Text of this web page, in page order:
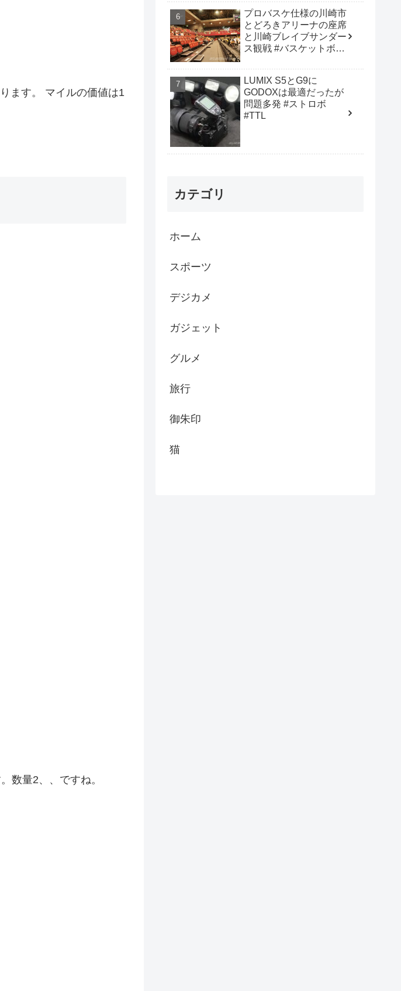
ます。 マイルの価値は1
数量2、、ですね。
プロバスケ仕様の川崎市
とどろきアリーナの座席
と川崎ブレイブサンダー
ス観戦 #バスケットボー
LUMIX S5とG9に
GODOXは最適だったが
問題多発 #ストロボ
#TTL
カテゴリ
ホーム
スポーツ
デジカメ
ガジェット
グルメ
旅行
御朱印
猫